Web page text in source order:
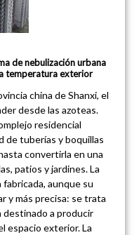
de nebulización urbana
temperatura exterior
china de Shanxi, el
desde las azoteas.
residencial
de tuberías y boquillas
convertirla en una
patios y jardines. La
fabricada, aunque su
y más precisa: se trata
destinado a producir
espacio exterior. La